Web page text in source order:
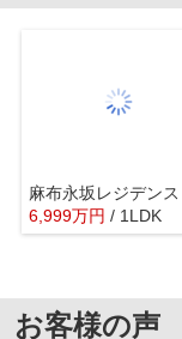
麻布永坂レジデンス
6,999万円 / 1LDK
お客様の声